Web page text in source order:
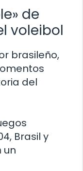
de
voleibol
brasileño,
del
Brasil y
un